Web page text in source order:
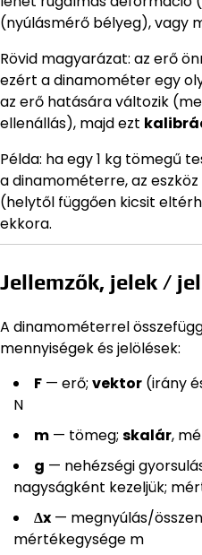
(nyúlásmérő bélyeg), vagy
Rövid magyarázat: az erő
ezért a dinamométer egy
az erő hatására változik
ellenállás), majd ezt
Példa: ha egy 1 kg tömegű
a dinamométerre, az
(helytől függően kicsit
ekkora.
Jellemzők, jelek /
A dinamométerrel
mennyiségek és jelölések:
F — erő; vektor (irány
N
m — tömeg; skalár,
g — nehézségi
nagyságként kezeljük;
Δx — megnyúlás/
mértékegysége m